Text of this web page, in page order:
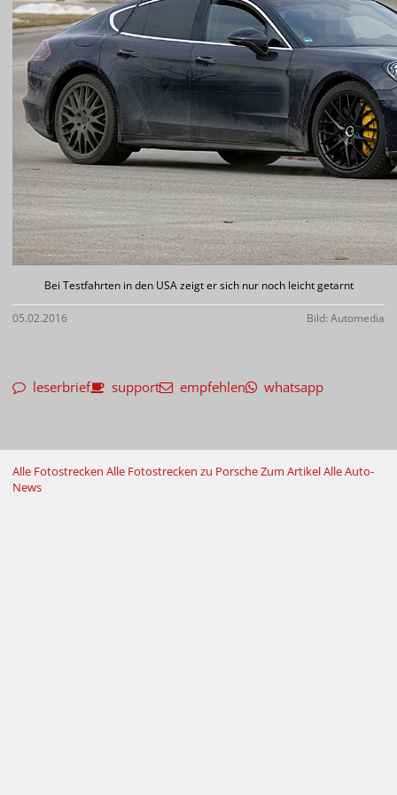
Bei Testfahrten in den USA zeigt er sich nur noch leicht getarnt
05.02.2016 Bild: Automedia
leserbrief support empfehlen whatsapp
Alle Fotostrecken Alle Fotostrecken zu PorscheZum ArtikelAlle Auto-
News